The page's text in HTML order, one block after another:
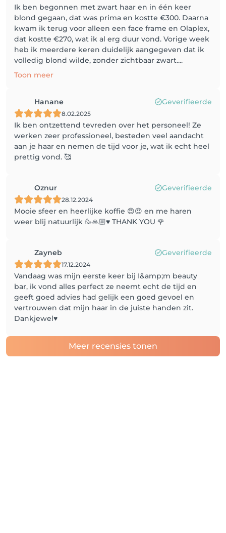
Ik ben begonnen met zwart haar en in één keer
blond gegaan, dat was prima en kostte €300. Daarna
kwam ik terug voor alleen een face frame en Olaplex,
dat kostte €270, wat ik al erg duur vond. Vorige week
heb ik meerdere keren duidelijk aangegeven dat ik
volledig blond wilde, zonder zichtbaar zwart....
Toon meer
Hanane Geverifieerde
8.02.2025
Ik ben ontzettend tevreden over het personeel! Ze
werken zeer professioneel, besteden veel aandacht
aan je haar en nemen de tijd voor je, wat ik echt heel
prettig vond. 🥰
Oznur Geverifieerde
28.12.2024
Mooie sfeer en heerlijke koffie 😍😍 en me haren
weer blij natuurlijk 🥳🙏🏼♥️ THANK YOU 🌹
Zayneb Geverifieerde
17.12.2024
Vandaag was mijn eerste keer bij I&amp;m beauty
bar, ik vond alles perfect ze neemt echt de tijd en
geeft goed advies had gelijk een goed gevoel en
vertrouwen dat mijn haar in de juiste handen zit.
Dankjewel♥️
Meer recensies tonen